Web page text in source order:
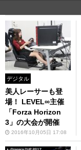
デジタル
美人レーサーも登
場！ LEVEL∞主催
「Forza Horizon
3」の大会が開催
2016年10月05日 17:08